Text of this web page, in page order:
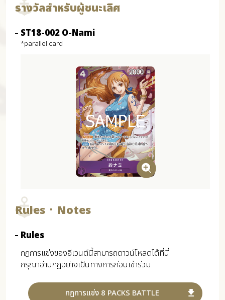
รางวัลสำหรับผู้ชนะเลิศ
ST18-002 O-Nami
*parallel card
Rules ･ Notes
Rules
กฎการแข่งของอีเวนต์นี้สามารถดาวน์โหลดได้ที่นี่
กรุณาอ่านกฏอย่างเป็นทางการก่อนเข้าร่วม
กฎการแข่ง 8 PACKS BATTLE